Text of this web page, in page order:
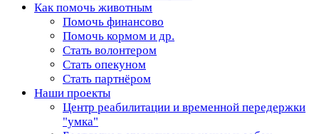
Как помочь животным
Помочь финансово
Помочь кормом и др.
Стать волонтером
Стать опекуном
Стать партнёром
Наши проекты
Центр реабилитации и временной передержки
"умка"